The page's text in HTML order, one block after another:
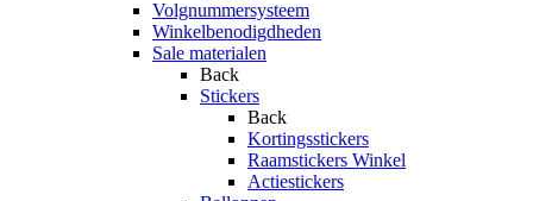
Volgnummersysteem
Winkelbenodigdheden
Sale materialen
Back
Stickers
Back
Kortingsstickers
Raamstickers Winkel
Actiestickers